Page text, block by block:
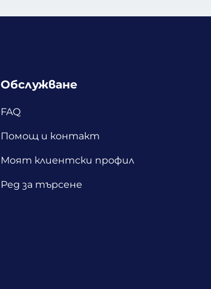
Обслужване
FAQ
Помощ и контакт
Моят клиентски профил
Ред за търсене